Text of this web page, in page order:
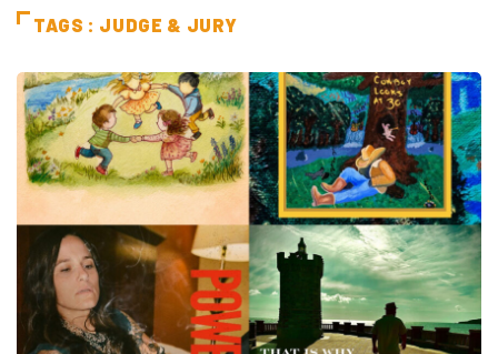
TAGS : JUDGE & JURY